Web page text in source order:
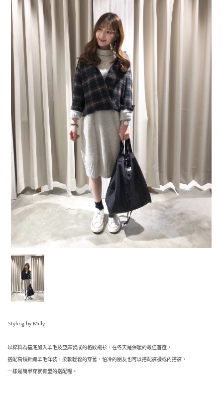
Styling by Milly
以棉料為基底加入羊毛及亞麻製成的格紋襯衫，在冬天是保暖的最佳首選，
搭配高領針織羊毛洋裝，柔軟輕鬆的穿著，怕冷的朋友也可以搭配褲襪或內搭褲，
一樣是簡單穿就有型的搭配喔。